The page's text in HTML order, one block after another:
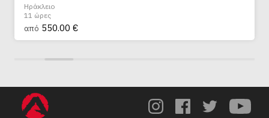
Ηράκλειο
11 ώρες
από 550.00 €